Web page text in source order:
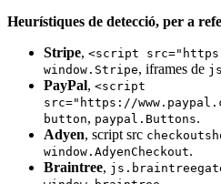
Heurístiques de detecció, per a
Stripe, <script
window.Stripe, iframes de
PayPal, <script
src="https://
button, paypal.Buttons.
Adyen, script src
window.AdyenCheckout.
Braintree,